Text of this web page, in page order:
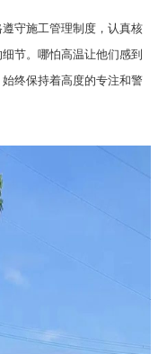
守施工管理制度，认真核
节。哪怕高温让他们感到
终保持着高度的专注和警